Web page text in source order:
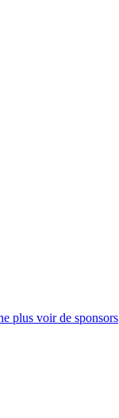
plus voir de sponsors